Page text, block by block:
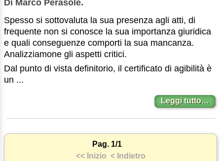
Di Marco Perasole.
Spesso si sottovaluta la sua presenza agli atti, di
frequente non si conosce la sua importanza giuridica
e quali conseguenze comporti la sua mancanza.
Analizziamone gli aspetti critici.
Dal punto di vista definitorio, il certificato di agibilità è
un ...
Leggi tutto…
Pag. 1/1
<< Inizio < Indietro